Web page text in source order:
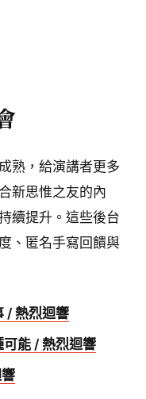
熟，給演講者更多
新思惟之友的內
續提升。這些後台
、匿名手寫回饋與
/ 熱烈迴響
能 / 熱烈迴響